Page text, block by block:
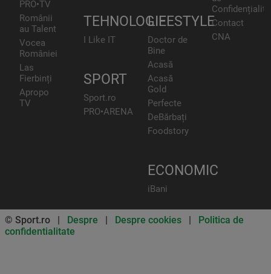
PRO•TV
Românii
au Talent
Vocea
României
Las
Fierbinți
Apropo
TV
TEHNOLOGIE
I Like IT
SPORT
Sport.ro
PRO•ARENA
LIFESTYLE
Doctor de
Bine
Acasă
Acasă
Gold
Perfecte
DeBărbați
Foodstory
ECONOMIC
iBani
Contact
CNA
© Sport.ro | Despre | Despre cookies | Politica de
confidentialitate